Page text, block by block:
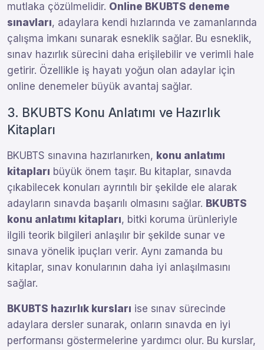
mutlaka çözülmelidir. Online BKUBTS deneme
sınavları, adaylara kendi hızlarında ve zamanlarında
çalışma imkanı sunarak esneklik sağlar. Bu esneklik,
sınav hazırlık sürecini daha erişilebilir ve verimli hale
getirir. Özellikle iş hayatı yoğun olan adaylar için
online denemeler büyük avantaj sağlar.
3. BKUBTS Konu Anlatımı ve Hazırlık
Kitapları
BKUBTS sınavına hazırlanırken, konu anlatımı
kitapları büyük önem taşır. Bu kitaplar, sınavda
çıkabilecek konuları ayrıntılı bir şekilde ele alarak
adayların sınavda başarılı olmasını sağlar. BKUBTS
konu anlatımı kitapları, bitki koruma ürünleriyle
ilgili teorik bilgileri anlaşılır bir şekilde sunar ve
sınava yönelik ipuçları verir. Aynı zamanda bu
kitaplar, sınav konularının daha iyi anlaşılmasını
sağlar.
BKUBTS hazırlık kursları ise sınav sürecinde
adaylara dersler sunarak, onların sınavda en iyi
performansı göstermelerine yardımcı olur. Bu kurslar,